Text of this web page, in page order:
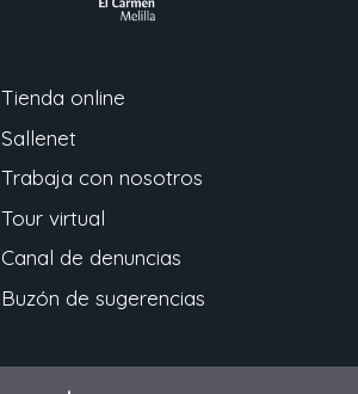
Tienda online
Sallenet
Trabaja con nosotros
Tour virtual
Canal de denuncias
Buzón de sugerencias